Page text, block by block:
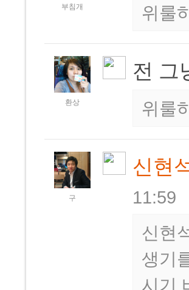
부침개 위룰
환상
전 그
위룰
구
신현
11:59
신현
생기
시기